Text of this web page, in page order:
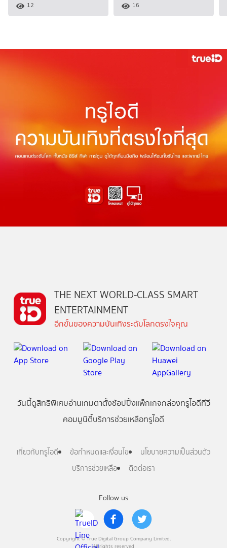
12 16
Follow us
Copyright © True Digital Group Company Limited.
All rights reserved
THE NEXT WORLD-CLASS SMART
ENTERTAINMENT
อีกขั้นของความบันเทิงระดับโลกตรงใจคุณ
วันนี้ดูสิทธิพิเศษอ่านเกมตาตั้งช้อปปิ้งแพ็กเกจกล่องทรูไอดีทีวี
คอมมูนิตี้บริการช่วยเหลือทรูไอดี
เกี่ยวกับทรูไอดี ข้อกำหนดและเงื่อนไข
นโยบายความเป็นส่วนตัว
บริการช่วยเหลือ
ติดต่อเรา